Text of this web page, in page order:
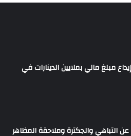
مبلغ مالي بملايين الدينارات في
التباهي والجكترة وملاحقة المظاهر